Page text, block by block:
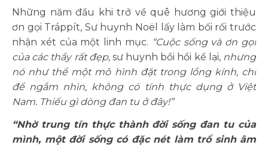
Những năm đầu khi trở về quê hương giới thiệu
ơn gọi Tráppít, Sư huynh Noël lấy làm bối rối trước
nhận xét của một linh mục. “Cuộc sống và ơn gọi
của các thầy rất đẹp, sư huynh bồi hồi kể lại, nhưng
nó như thể một mô hình đặt trong lồng kính, chỉ
để ngắm nhìn, không có tính thực dụng ở Việt
Nam. Thiếu gì dòng đan tu ở đây!”
“Nhờ trung tín thực thành đời sống đan tu của
mình, một đời sống có đặc nét làm trổ sinh âm